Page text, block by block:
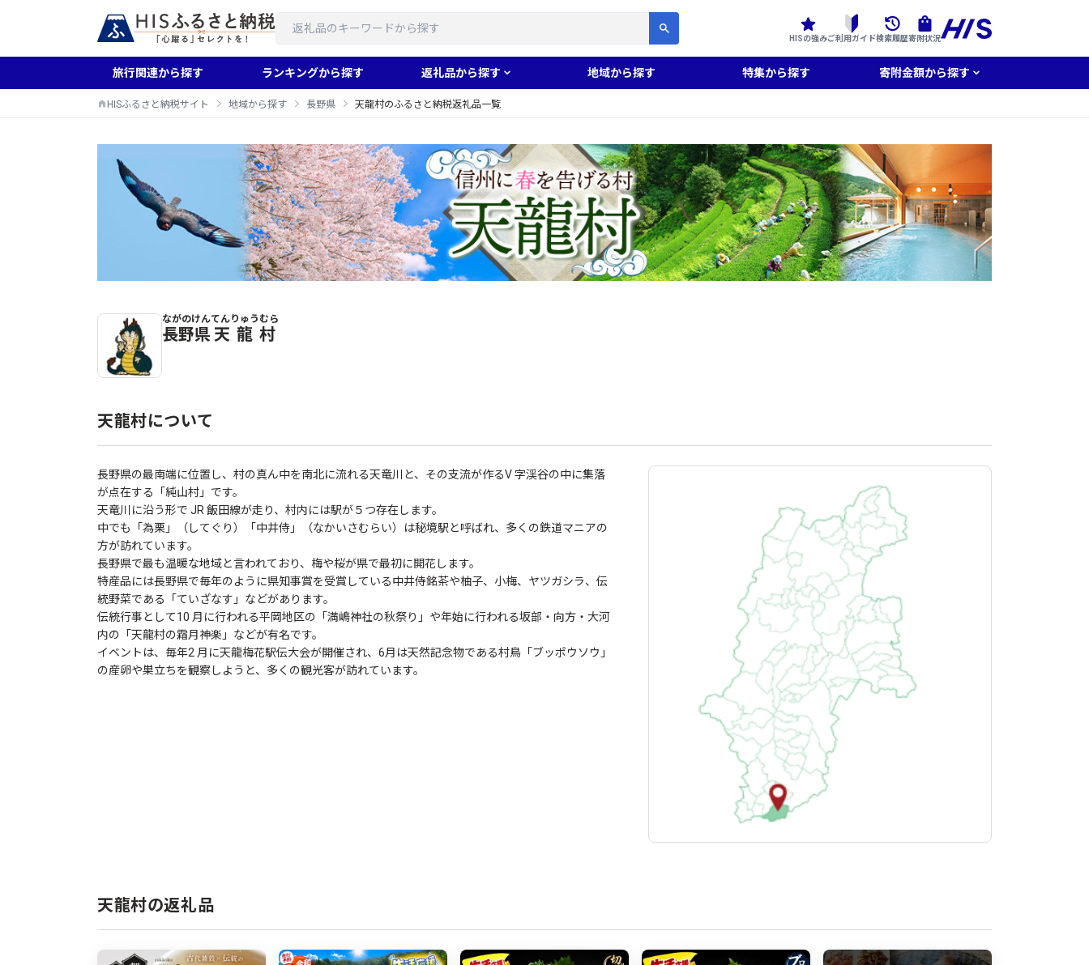
HISの強みご利用ガイド検索履歴寄附状況
旅行関連から探す ランキングから探す 返礼品から探す 地域から探す 特集から探す 寄附金額から探す
HISふるさと納税サイト 地域から探す 長野県 天龍村のふるさと納税返礼品一覧
天龍村のふるさと納税返礼品一覧
長野県
ながのけん
天龍村
てんりゅうむら
天龍村について
長野県の最南端に位置し、村の真ん中を南北に流れる天竜川と、その支流が作るV 字渓谷の中に集落
が点在する「純山村」です。
天竜川に沿う形で JR 飯田線が走り、村内には駅が５つ存在します。
中でも「為栗」（してぐり）「中井侍」（なかいさむらい）は秘境駅と呼ばれ、多くの鉄道マニアの
方が訪れています。
長野県で最も温暖な地域と言われており、梅や桜が県で最初に開花します。
特産品には長野県で毎年のように県知事賞を受賞している中井侍銘茶や柚子、小梅、ヤツガシラ、伝
統野菜である「ていざなす」などがあります。
伝統行事として10 月に行われる平岡地区の「満嶋神社の秋祭り」や年始に行われる坂部・向方・大河
内の「天龍村の霜月神楽」などが有名です。
イベントは、毎年2 月に天龍梅花駅伝大会が開催され、6月は天然記念物である村鳥「ブッポウソウ」
の産卵や巣立ちを観察しようと、多くの観光客が訪れています。
天龍村の返礼品